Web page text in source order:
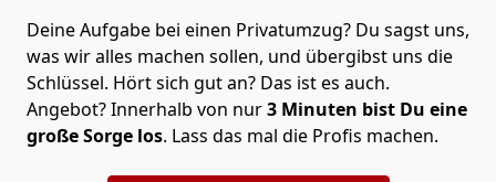
Deine Aufgabe bei einen Privatumzug? Du sagst uns,
was wir alles machen sollen, und übergibst uns die
Schlüssel. Hört sich gut an? Das ist es auch.
Angebot? Innerhalb von nur3 Minuten bist Du eine
große Sorge los. Lass das mal die Profis machen.